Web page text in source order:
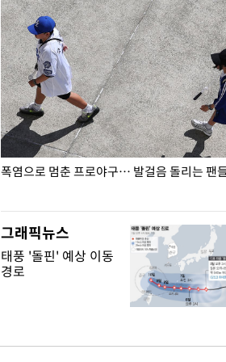
폭염으로 멈춘 프로야구… 발걸음 돌리는 팬
그래픽뉴스
태풍 '돌핀' 예상 이동
경로